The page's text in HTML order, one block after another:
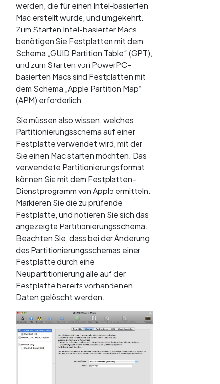
werden, die für einen Intel-basierten
Mac erstellt wurde, und umgekehrt.
Zum Starten Intel-basierter Macs
benötigen Sie Festplatten mit dem
Schema „GUID Partition Table“ (GPT),
und zum Starten von PowerPC-
basierten Macs sind Festplatten mit
dem Schema „Apple Partition Map“
(APM) erforderlich.
Sie müssen also wissen, welches
Partitionierungsschema auf einer
Festplatte verwendet wird, mit der
Sie einen Mac starten möchten. Das
verwendete Partitionierungsformat
können Sie mit dem Festplatten-
Dienstprogramm von Apple ermitteln.
Markieren Sie die zu prüfende
Festplatte, und notieren Sie sich das
angezeigte Partitionierungsschema.
Beachten Sie, dass bei der Änderung
des Partitionierungsschemas einer
Festplatte durch eine
Neupartitionierung alle auf der
Festplatte bereits vorhandenen
Daten gelöscht werden.